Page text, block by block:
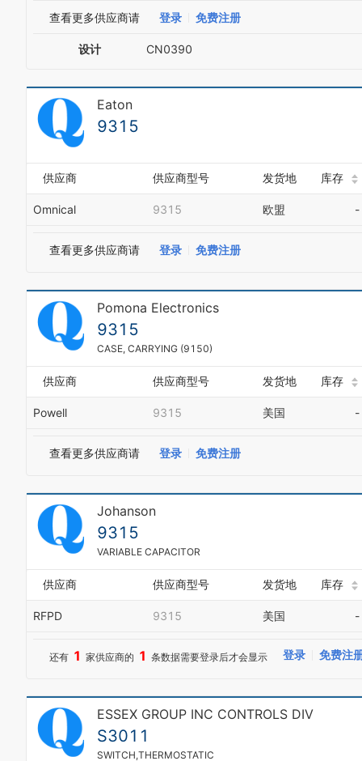
查看更多供应商请 登录 免费注册
设计 CN0390
Eaton
9315
供应商 供应商型号 发货地 库存
Omnical 9315 欧盟 -
查看更多供应商请 登录 免费注册
Pomona Electronics
9315
CASE, CARRYING (9150)
供应商 供应商型号 发货地 库存
Powell 9315 美国 -
查看更多供应商请 登录 免费注册
Johanson
9315
VARIABLE CAPACITOR
供应商 供应商型号 发货地 库存
RFPD 9315 美国 -
还有 1 家供应商的 1 条数据需要登录后才会显示 登录 免费注
ESSEX GROUP INC CONTROLS DIV
S3011
SWITCH,THERMOSTATIC